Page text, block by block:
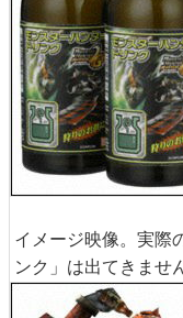
イメージ映像。実際
ンク」は出てきませ